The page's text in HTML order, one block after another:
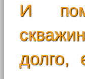
И
долго,